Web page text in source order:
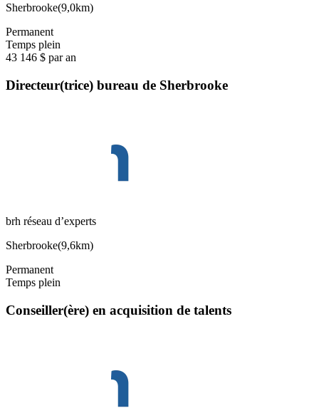
Sherbrooke(9,0km)
Permanent
Temps plein
43 146 $ par an
Directeur(trice) bureau de Sherbrooke
brh réseau d’experts
Sherbrooke(9,6km)
Permanent
Temps plein
Conseiller(ère) en acquisition de talents